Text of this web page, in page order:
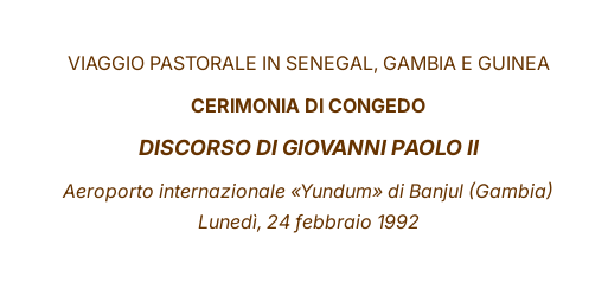
VIAGGIO PASTORALE IN SENEGAL, GAMBIA E GUINEA
CERIMONIA DI CONGEDO
DISCORSODI GIOVANNI PAOLO II
Aeroporto internazionale «Yundum» di Banjul (Gambia)
Lunedì, 24 febbraio 1992